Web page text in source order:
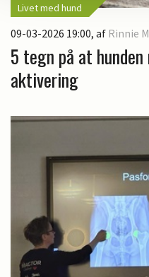
Livet med hund
09-03-2026 19:00, af Rinnie
5 tegn på at
aktivering